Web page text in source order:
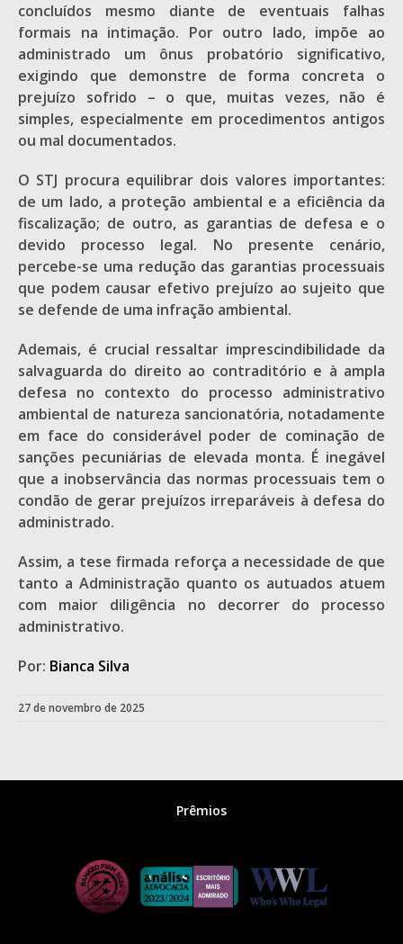
concluídos mesmo diante de eventuais falhas
formais na intimação. Por outro lado, impõe ao
administrado um ônus probatório significativo,
exigindo que demonstre de forma concreta o
prejuízo sofrido – o que, muitas vezes, não é
simples, especialmente em procedimentos antigos
ou mal documentados.
O STJ procura equilibrar dois valores importantes:
de um lado, a proteção ambiental e a eficiência da
fiscalização; de outro, as garantias de defesa e o
devido processo legal. No presente cenário,
percebe-se uma redução das garantias processuais
que podem causar efetivo prejuízo ao sujeito que
se defende de uma infração ambiental.
Ademais, é crucial ressaltar imprescindibilidade da
salvaguarda do direito ao contraditório e à ampla
defesa no contexto do processo administrativo
ambiental de natureza sancionatória, notadamente
em face do considerável poder de cominação de
sanções pecuniárias de elevada monta. É inegável
que a inobservância das normas processuais tem o
condão de gerar prejuízos irreparáveis à defesa do
administrado.
Assim, a tese firmada reforça a necessidade de que
tanto a Administração quanto os autuados atuem
com maior diligência no decorrer do processo
administrativo.
Por: Bianca Silva
27 de novembro de 2025
Prêmios